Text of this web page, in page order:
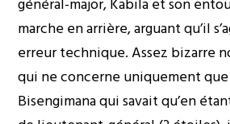
marche en arrière, arguant qu’il
erreur technique. Assez bizarre
qui ne concerne uniquement
Bisengimana qui savait qu’en